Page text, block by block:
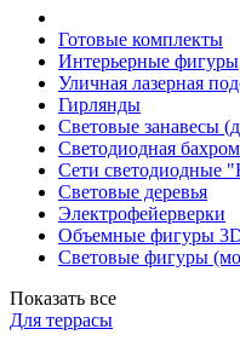
Готовые комплекты
Интерьерные фигуры
Уличная лазерная
Гирлянды
Световые занавесы
Светодиодная
Сети светодиодные
Световые деревья
Электрофейерверки
Объемные фигуры
Световые фигуры
Показать все
Для террасы